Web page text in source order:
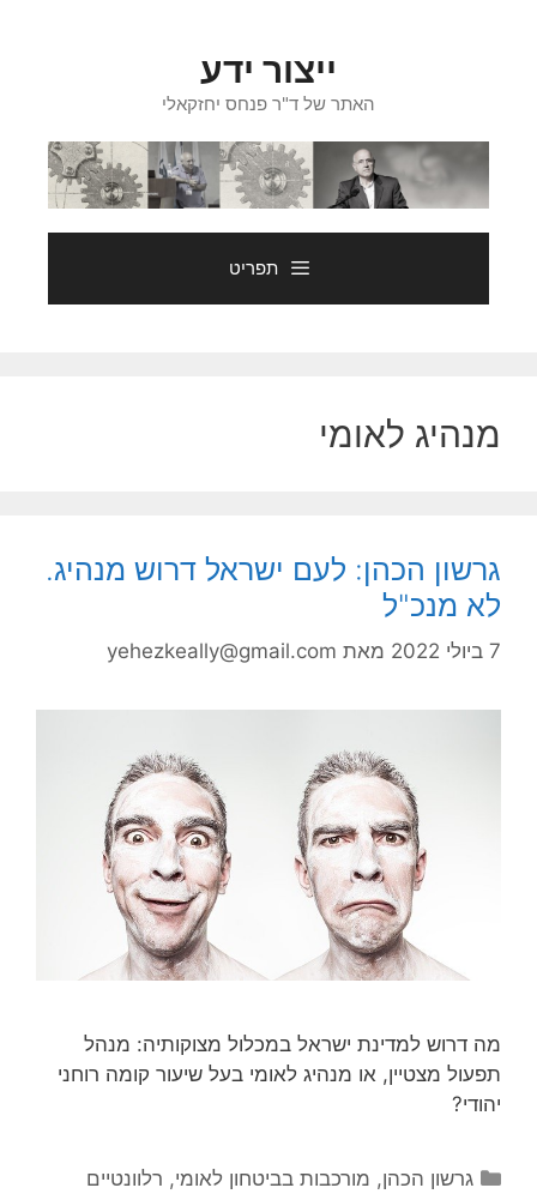
ייצור ידע
האתר של ד"ר פנחס יחזקאלי
תפריט
מנהיג לאומי
גרשון הכהן: לעם ישראל דרוש מנהיג.
לא מנכ"ל
7 ביולי 2022 מאת yehezkeally@gmail.com
מה דרוש למדינת ישראל במכלול מצוקותיה: מנהל
תפעול מצטיין, או מנהיג לאומי בעל שיעור קומה רוחני
יהודי?
קטגוריות
גרשון הכהן, מורכבות בביטחון לאומי, רלוונטיים